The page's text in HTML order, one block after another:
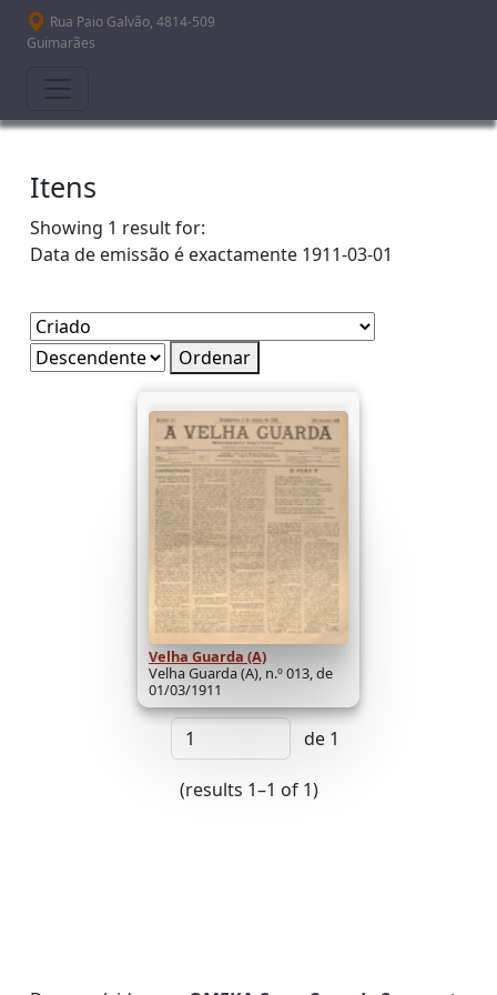
Passar para o conteúdo principal
Rua Paio Galvão, 4814-509
Guimarães
Itens
Showing 1 result for:
Data de emissão é exactamente 1911-03-01
Ordenar
Velha Guarda (A)
Velha Guarda (A), n.º 013, de
01/03/1911
de 1
(results 1–1 of 1)